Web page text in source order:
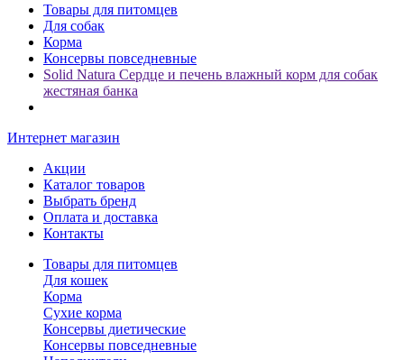
Товары для питомцев
Для собак
Корма
Консервы повседневные
Solid Natura Сердце и печень влажный корм для собак
жестяная банка
Интернет магазин
Акции
Каталог товаров
Выбрать бренд
Оплата и доставка
Контакты
Товары для питомцев
Для кошек
Корма
Сухие корма
Консервы диетические
Консервы повседневные